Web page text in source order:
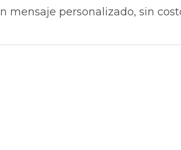
mensaje personalizado, sin